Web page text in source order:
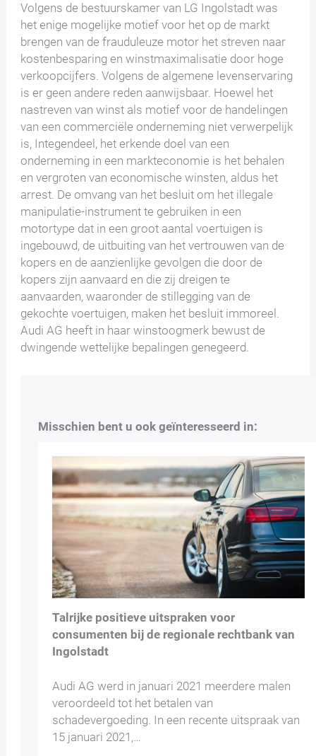
Volgens de bestuurskamer van LG Ingolstadt was
het enige mogelijke motief voor het op de markt
brengen van de frauduleuze motor het streven naar
kostenbesparing en winstmaximalisatie door hoge
verkoopcijfers. Volgens de algemene levenservaring
is er geen andere reden aanwijsbaar. Hoewel het
nastreven van winst als motief voor de handelingen
van een commerciële onderneming niet verwerpelijk
is, Integendeel, het erkende doel van een
onderneming in een markteconomie is het behalen
en vergroten van economische winsten, aldus het
arrest. De omvang van het besluit om het illegale
manipulatie-instrument te gebruiken in een
motortype dat in een groot aantal voertuigen is
ingebouwd, de uitbuiting van het vertrouwen van de
kopers en de aanzienlijke gevolgen die door de
kopers zijn aanvaard en die zij dreigen te
aanvaarden, waaronder de stillegging van de
gekochte voertuigen, maken het besluit immoreel.
Audi AG heeft in haar winstoogmerk bewust de
dwingende wettelijke bepalingen genegeerd.
Misschien bent u ook geïnteresseerd in:
Talrijke positieve uitspraken voor
consumenten bij de regionale rechtbank van
Ingolstadt
Audi AG werd in januari 2021 meerdere malen
veroordeeld tot het betalen van
schadevergoeding. In een recente uitspraak van
15 januari 2021,…